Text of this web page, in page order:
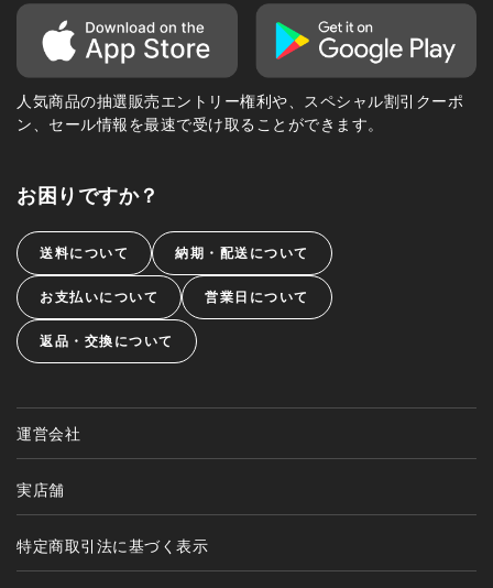
人気商品の抽選販売エントリー権利や、スペシャル割引クーポ
ン、セール情報を最速で受け取ることができます。
お困りですか？
送料について 納期・配送について
お支払いについて 営業日について
返品・交換について
運営会社
実店舗
特定商取引法に基づく表示